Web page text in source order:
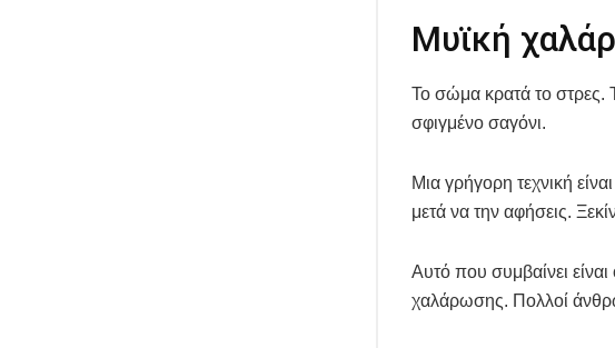
Μυϊκή
Το σώμα κρατά το στρες.
σφιγμένο σαγόνι.
Μια γρήγορη τεχνική
μετά να την αφήσεις.
Αυτό που συμβαίνει είναι
χαλάρωσης. Πολλοί